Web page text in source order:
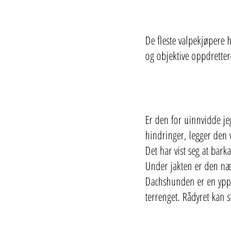
De fleste
og objektive
Er den for uinnvidde
hindringer, legger
Det har vist seg at
Under jakten er den
Dachshunden er en
terrenget. Rådyret